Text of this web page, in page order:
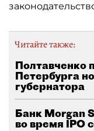
Читайте также:
Полтавченко
Петербурга
губернатора
Банк Morgan
во время IPO